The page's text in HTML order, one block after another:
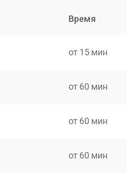
Время
от 15 мин
от 60 мин
от 60 мин
от 60 мин